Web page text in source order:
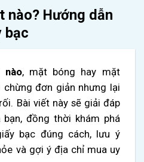
nào? Hướng dẫn
bạc
nào, mặt bóng hay mặt
chừng đơn giản nhưng lại
Bài viết này sẽ giải đáp
đồng thời khám phá
bạc đúng cách, lưu ý
và gợi ý địa chỉ mua uy